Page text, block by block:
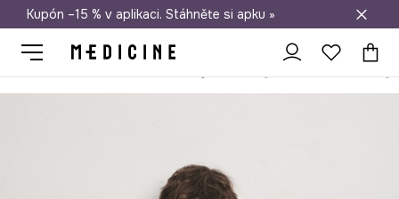
Doprava zdarma při nákupu nad 1 200 Kč
Kupón –15 % v aplikaci. Stáhněte si apku »